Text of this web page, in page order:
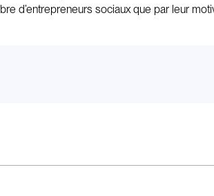
d’entrepreneurs sociaux que par leur